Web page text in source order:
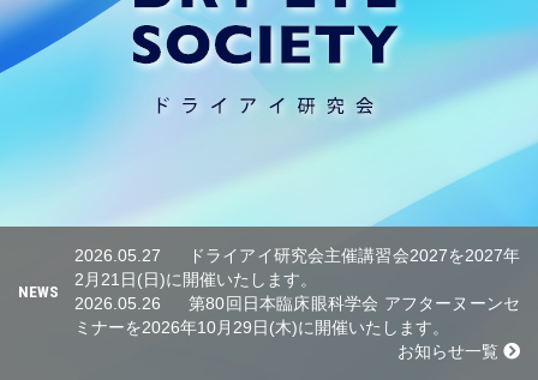
NEWS
2026.05.27
ドライアイ研究会主催講習会2027を2027年
2月21日(日)に開催いたします。
2026.05.26
第80回日本臨床眼科学会 アフターヌーンセ
ミナーを2026年10月29日(木)に開催いたします。
お知らせ一覧